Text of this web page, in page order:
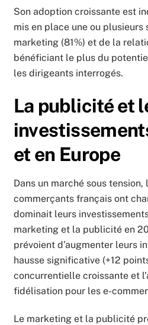
Son adoption croissante est
mis en place une ou plusieurs
marketing (81%) et de la
bénéficiant le plus du
les dirigeants interrogés.
La publicité et
et en Europe
Dans un marché sous
commerçants français ont
dominait leurs
marketing et la publicité en
prévoient d’augmenter leurs
hausse significative (+12
concurrentielle croissante et
fidélisation pour les e-
Le marketing et la publicité